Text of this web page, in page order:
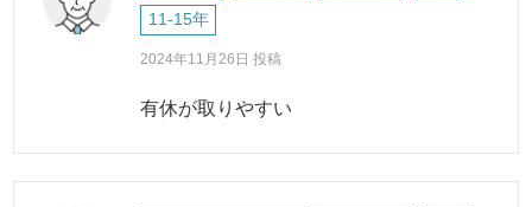
11-15年
2024年11月26日 投稿
有休が取りやすい